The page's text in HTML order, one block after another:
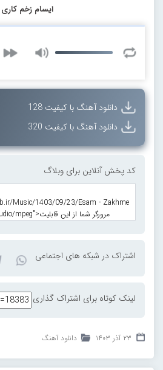
ایسام زخم کاری
دانلود آهنگ با کیفیت 128
دانلود آهنگ با کیفیت 320
کد پخش آنلاین برای وبلاگ
اشتراک در شبکه های اجتماعی
لینک کوتاه برای اشتراک گذاری
۲۳ آذر ۱۴۰۳ دانلود آهنگ